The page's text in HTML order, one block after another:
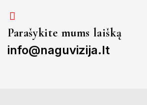
Parašykite mums laišką
info@naguvizija.lt